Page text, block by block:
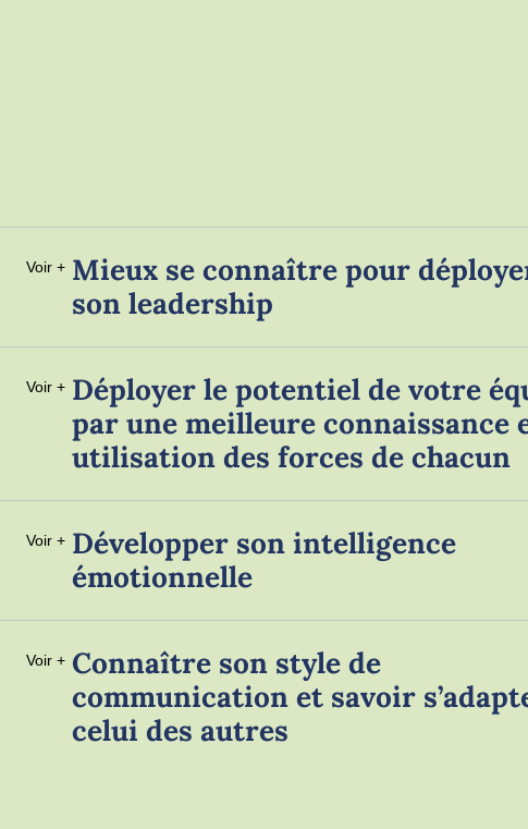
Voir + Mieux se connaître pour
son leadership
Voir + Déployer le potentiel de votre
par une meilleure connaissance
utilisation des forces de chacun
Voir + Développer son intelligence
émotionnelle
Voir + Connaître son style de
communication et savoir
celui des autres